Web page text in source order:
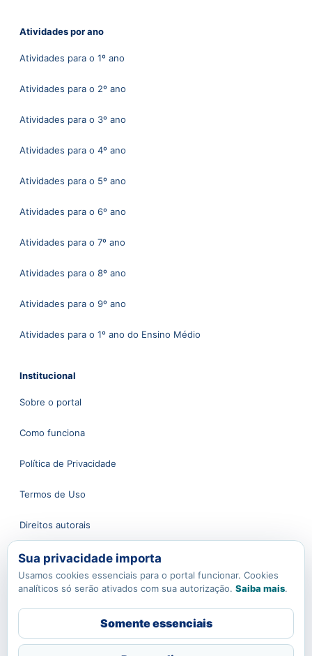
Atividades por ano
Atividades para o 1º ano
Atividades para o 2º ano
Atividades para o 3º ano
Atividades para o 4º ano
Atividades para o 5º ano
Atividades para o 6º ano
Atividades para o 7º ano
Atividades para o 8º ano
Atividades para o 9º ano
Atividades para o 1º ano do Ensino Médio
Institucional
Sobre o portal
Como funciona
Política de Privacidade
Termos de Uso
Direitos autorais
Atendimento
Fale conosco
contato@apoioaoprofessor.com.br
Sua privacidade importa
Usamos cookies essenciais para o portal funcionar. Cookies
analíticos só serão ativados com sua autorização. Saiba mais.
Somente essenciais